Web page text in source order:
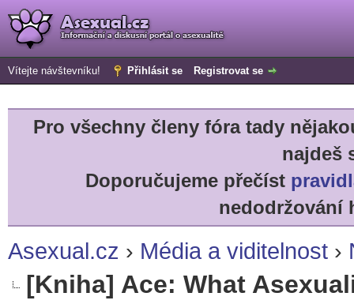
Vítejte návštevníku! Přihlásit se Registrovat se
Pro všechny členy fóra tady
najdeš
Doporučujeme přečíst
nedodržování
Asexual.cz › Média a viditelnost ›
[Kniha] Ace: What